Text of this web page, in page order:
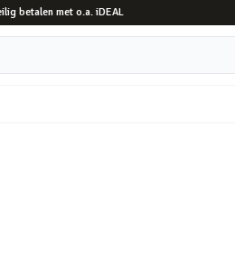
betalen met o.a. iDEAL